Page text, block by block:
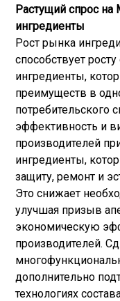
Растущий спрос на
ингредиенты
Рост рынка
способствует
ингредиенты,
преимуществ в
потребительского
эффективность и
производителей
ингредиенты,
защиту, ремонт и
Это снижает
улучшая призыв
экономическую
производителей.
дополнительно
технологиях